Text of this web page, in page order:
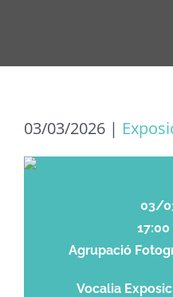
03/03/2026 |
03/
Agrupació
Vocalia